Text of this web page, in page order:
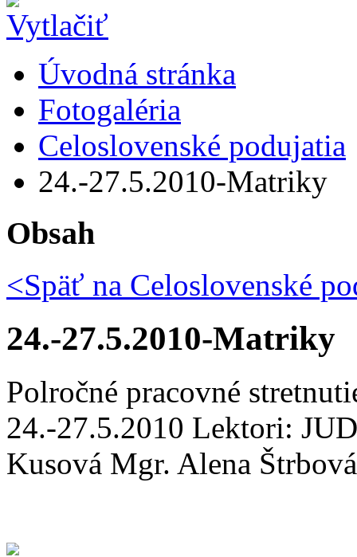
Úvodná stránka
Fotogaléria
Celoslovenské podujatia
24.-27.5.2010-Matriky
Obsah
<Späť na Celoslovenské
24.-27.5.2010-Matriky
Polročné pracovné
24.-27.5.2010 Lektori:
Kusová Mgr. Alena